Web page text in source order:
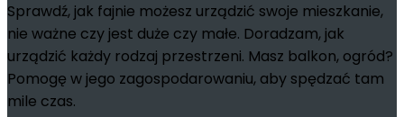
Sprawdź, jak fajnie możesz urządzić swoje mieszkanie,
nie ważne czy jest duże czy małe. Doradzam, jak
urządzić każdy rodzaj przestrzeni. Masz balkon, ogród?
Pomogę w jego zagospodarowaniu, aby spędzać tam
mile czas.